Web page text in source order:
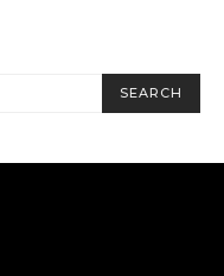
SEARCH